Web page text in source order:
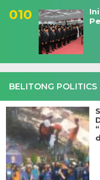
BELITONG POLITICS